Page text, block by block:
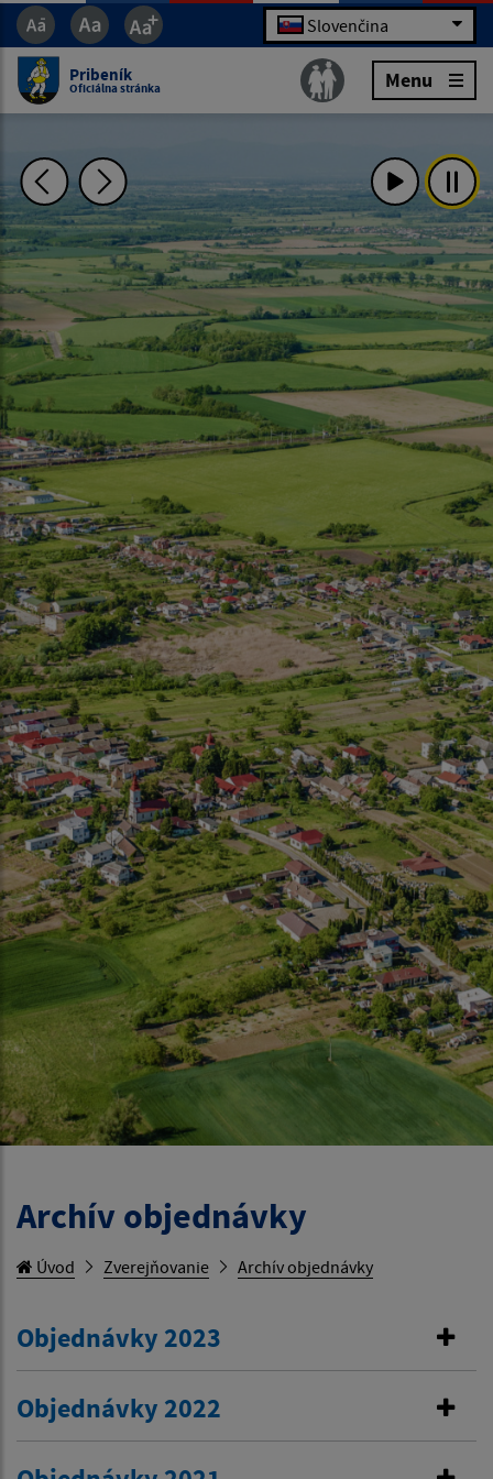
Slovenčina
Pribeník
Oficiálna stránka Menu
Archív objednávky
Úvod Zverejňovanie Archív objednávky
Objednávky 2023
Objednávky 2022